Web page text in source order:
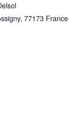
, 77173 France